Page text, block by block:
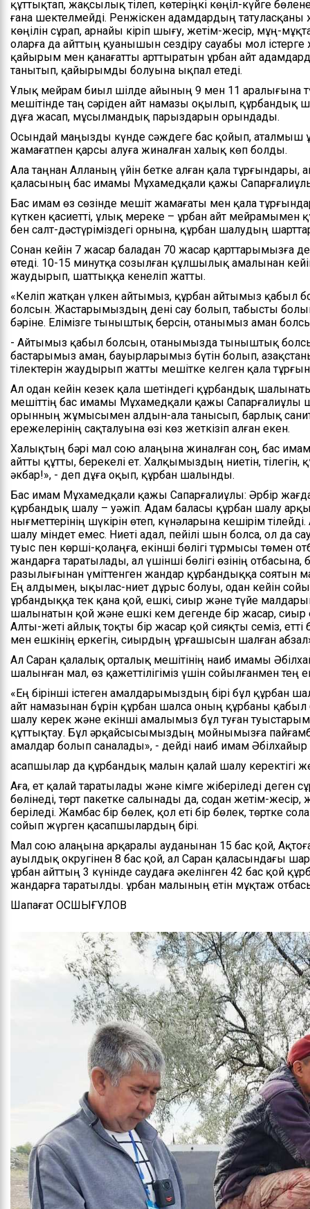
құттықтап, жақсылық тілеп, көтеріңкі көңіл-күйге
ғана шектелмейді. Ренжіскен адамдардың
көңілін сұрап, арнайы кіріп шығу, жетім-жесір, мұң-
оларға да айттың қуанышын сездіру сауабы мол
қайырым мен қанағатты арттыратын Құрбан айт
танытып, қайырымды болуына ықпал етеді.
Ұлық мейрам биыл шілде айының 9 мен 11 аралығына
мешітінде таң сәріден айт намазы оқылып,
дұға жасап, мұсылмандық парыздарын орындады.
Осындай маңызды күнде сәждеге бас қойып, аталмыш
жамағатпен қарсы алуға жиналған халық көп болды.
Ала таңнан Алланың үйін бетке алған қала тұрғындары,
қаласының бас имамы Мұхамедқали қажы
Бас имам өз сөзінде мешіт жамағаты мен қала
күткен қасиетті, ұлық мереке – Құрбан айт мейрамымен
бен салт-дәстүріміздегі орнына, құрбан шалудың
Сонан кейін 7 жасар баладан 70 жасар қарттарымызға
өтеді. 10-15 минутқа созылған құлшылық амалынан
жаудырып, шаттыққа кенеліп жатты.
«Келіп жатқан үлкен айтымыз, құрбан айтымыз
болсын. Жастарымыздың дені сау болып, табысты
бәріне. Елімізге тыныштық берсін, отанымыз аман
- Айтымыз қабыл болсын, отанымызда тыныштық
бастарымыз аман, бауырларымыз бүтін болып,
тілектерін жаудырып жатты мешітке келген қала
Ал одан кейін кезек қала шетіндегі құрбандық
мешіттің бас имамы Мұхамедқали қажы
орынның жұмысымен алдын-ала танысып, барлық
ережелерінің сақталуына өзі көз жеткізіп алған екен.
Халықтың бәрі мал сою алаңына жиналған соң, бас
айтты құтты, берекелі ет. Халқымыздың ниетін,
әкбар!», - деп дұға оқып, құрбан шалынды.
Бас имам Мұхамедқали қажы Сапарғалиұлы: Əрбір
құрбандық шалу – уəжіп. Адам баласы құрбан шалу
нығметтерінің шүкірін өтеп, күнәларына кешірім
шалу міндет емес. Ниеті адал, пейілі шын болса, ол да
туыс пен көрші-қолаңға, екінші бөлігі тұрмысы төмен
жандарға таратылады, ал үшінші бөлігі өзінің
разылығынан үміттенген жандар құрбандыққа соятын
Ең алдымен, ықылас-ниет дұрыс болуы, одан кейін
Құрбандыққа тек қана қой, ешкі, сиыр және түйе
шалынатын қой және ешкі кем дегенде бір жасар, сиыр
Алты-жеті айлық тоқты бір жасар қой сияқты семіз,
мен ешкінің еркегін, сиырдың ұрғашысын шалған
Ал Саран қалалық орталық мешітінің наиб имамы
шалынған мал, өз қажеттілігіміз үшін сойылғанмен тең
«Ең бірінші істеген амалдарымыздың бірі бұл құрбан
айт намазынан бұрін құрбан шалса оның құрбаны
шалу керек және екінші амалымыз бұл туған
құттықтау. Бұл әрқайсысымыздың мойнымызға
амалдар болып саналады», - дейді наиб имам
Қасапшылар да құрбандық малын қалай шалу керектігі
Аға, ет қалай таратылады және кімге жіберіледі деген
бөлінеді, төрт пакетке салынады да, содан жетім-
беріледі. Жамбас бір бөлек, қол еті бір бөлек, төртке
сойып жүрген қасапшылардың бірі.
Мал сою алаңына Қарқаралы ауданынан 15 бас қой,
ауылдық округінен 8 бас қой, ал Саран қаласындағы
Құрбан айттың 3 күнінде саудаға әкелінген 42 бас қой
жандарға таратылды. Құрбан малының етін мұқтаж
Шапағат ҚОСШЫҒҰЛОВ